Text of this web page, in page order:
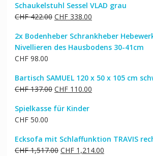
Schaukelstuhl Sessel VLAD grau
CHF422.00 Ursprünglicher
war:
CHF 422.00
CHF338.00Aktueller
ist:
CHF 338.00.
2x Bodenheber Schrankheber
Nivellieren des Hausbodens 30-41cm
CHF98.00
Bartisch SAMUEL 120 x 50 x 105 cm
CHF137.00 Ursprünglicher
war:
CHF110.00Aktueller
Spielkasse für Kinder
CHF50.00
Ecksofa mit Schlaffunktion TRAVIS
CHF1,517.00 Ursprünglicher
CHF1,214.00Aktueller